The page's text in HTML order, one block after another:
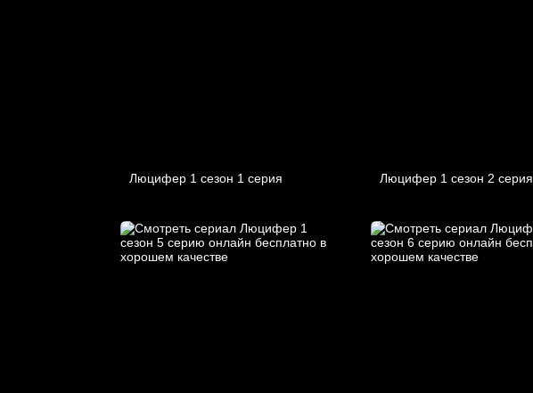
Люцифер 1 cезон 1 cерия Люцифер 1 cезон 2 cерия